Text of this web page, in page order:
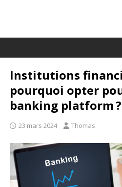
Institutions
pourquoi opter
banking platform ?
23 mars 2024 Thomas